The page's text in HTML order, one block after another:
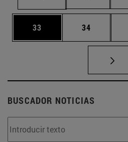
Página
33 Página
34
BUSCADOR NOTICIAS